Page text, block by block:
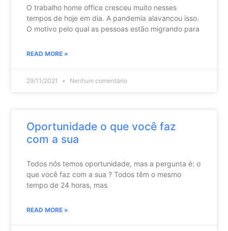
O trabalho home office cresceu muito nesses
tempos de hoje em dia. A pandemia alavancou isso.
O motivo pelo qual as pessoas estão migrando para
READ MORE »
29/11/2021 Nenhum comentário
Oportunidade o que você faz
com a sua
Todos nós temos oportunidade, mas a pergunta é: o
que você faz com a sua ? Todos têm o mesmo
tempo de 24 horas, mas
READ MORE »